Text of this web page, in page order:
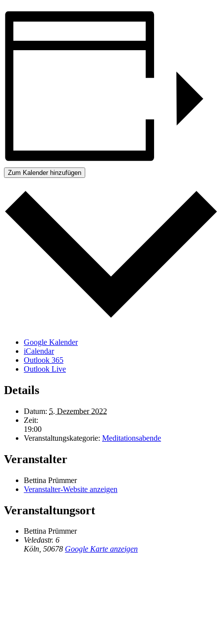
Zum Kalender hinzufügen
Google Kalender
iCalendar
Outlook 365
Outlook Live
Details
Datum: 5. Dezember 2022
Zeit:
19:00
Veranstaltungskategorie: Meditationsabende
Veranstalter
Bettina Prümmer
Veranstalter-Website anzeigen
Veranstaltungsort
Bettina Prümmer
Veledastr. 6
Köln, 50678 Google Karte anzeigen